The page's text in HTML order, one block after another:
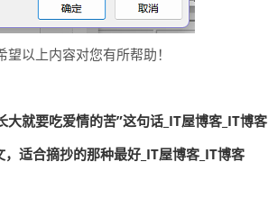
以上内容对您有所帮助！
就要吃爱情的苦”这句话_IT屋博客_IT博客
适合摘抄的那种最好_IT屋博客_IT博客